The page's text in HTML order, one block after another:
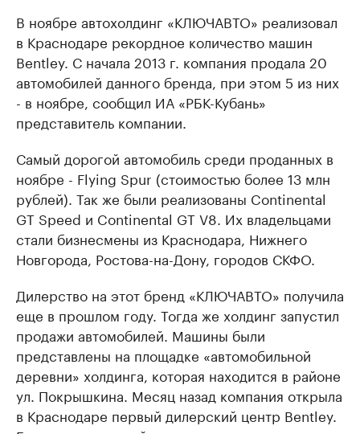
В ноябре автохолдинг «КЛЮЧАВТО» реализовал
в Краснодаре рекордное количество машин
Bentley. С начала 2013 г. компания продала 20
автомобилей данного бренда, при этом 5 из них
- в ноябре, сообщил ИА «РБК-Кубань»
представитель компании.
Самый дорогой автомобиль среди проданных в
ноябре - Flying Spur (стоимостью более 13 млн
рублей). Так же были реализованы Continental
GT Speed и Continental GT V8. Их владельцами
стали бизнесмены из Краснодара, Нижнего
Новгорода, Ростова-на-Дону, городов СКФО.
Дилерство на этот бренд «КЛЮЧАВТО» получила
еще в прошлом году. Тогда же холдинг запустил
продажи автомобилей. Машины были
представлены на площадке «автомобильной
деревни» холдинга, которая находится в районе
ул. Покрышкина. Месяц назад компания открыла
в Краснодаре первый дилерский центр Bentley.